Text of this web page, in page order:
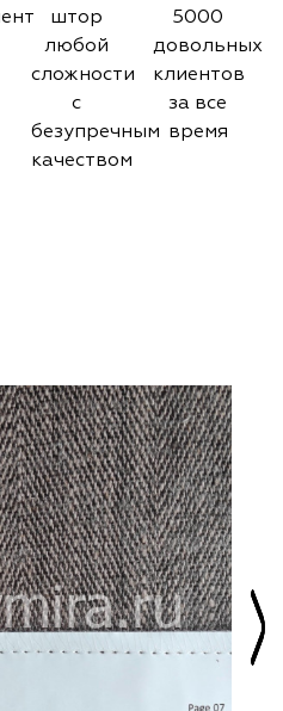
штор
любой
сложности
с
безупречным
качеством
5000
довольных
клиентов
за все
время